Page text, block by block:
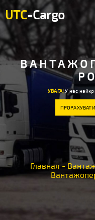
UTC-Cargo
УВАГА!У нас
Главная -